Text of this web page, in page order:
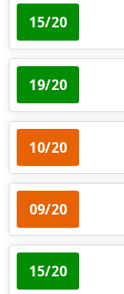
15/20
19/20
10/20
09/20
15/20